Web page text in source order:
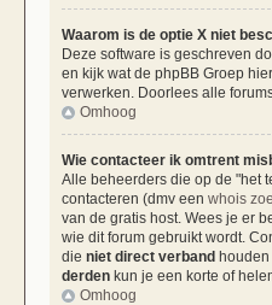
Waarom is de optie X niet
Deze software is geschreven
en kijk wat de phpBB Groep
verwerken. Doorlees alle
Omhoog
Wie contacteer ik omtrent
Alle beheerders die op de "het
contacteren (dmv een whois
van de gratis host. Wees je er
wie dit forum gebruikt wordt.
die niet direct verband houden
derden kun je een korte of
Omhoog